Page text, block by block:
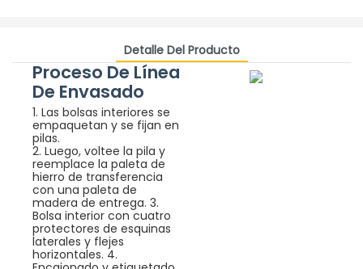
Detalle Del Producto
Proceso De Línea
De Envasado
1. Las bolsas interiores se
empaquetan y se fijan en
pilas.
2. Luego, voltee la pila y
reemplace la paleta de
hierro de transferencia
con una paleta de
madera de entrega. 3.
Bolsa interior con cuatro
protectores de esquinas
laterales y flejes
horizontales. 4.